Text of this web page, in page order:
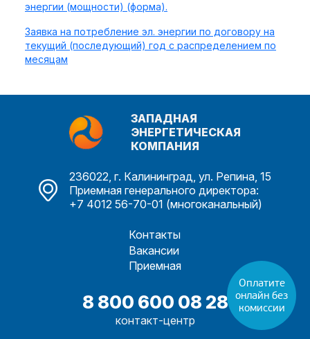
энергии (мощности) (форма).
Заявка на потребление эл. энергии по договору на
текущий (последующий) год с распределением по
месяцам
ЗАПАДНАЯ
ЭНЕРГЕТИЧЕСКАЯ
КОМПАНИЯ
236022, г. Калининград, ул. Репина, 15
Приемная генерального директора:
+7 4012 56-70-01 (многоканальный)
Контакты
Вакансии
Приемная
8 800 600 08 28
контакт-центр